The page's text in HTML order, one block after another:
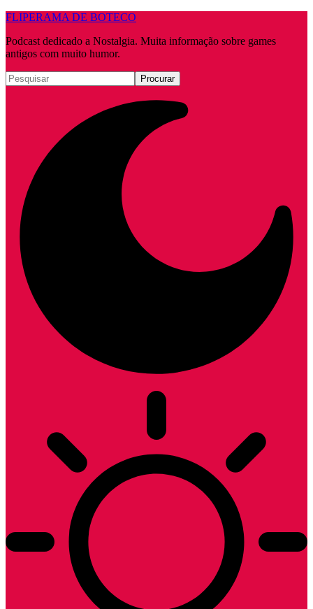
FLIPERAMA DE BOTECO
Podcast dedicado a Nostalgia. Muita informação sobre games
antigos com muito humor.